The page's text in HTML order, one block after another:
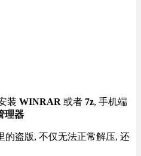
装 WINRAR 或者 7z, 手机端
理器
的盗版, 不仅无法正常解压, 还